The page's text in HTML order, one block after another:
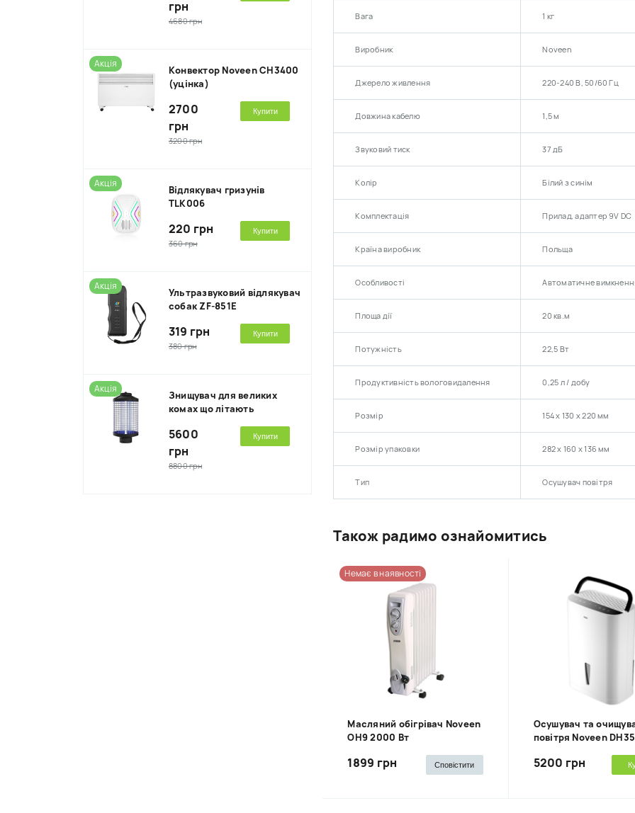
грн
4680 грн
Акція
Kонвектор Noveen CH3400
(уцінка)
2700
грн
3200 грн
Купити
Акція
Відлякувач гризунів
TLK006
220 грн
360 грн
Купити
Акція
Ультразвуковий відлякувач
собак ZF-851E
319 грн
380 грн
Купити
Акція
Знищувач для великих
комах що літають
5600
грн
8800 грн
Купити
Вага 1 кг
Виробник Noveen
Джерело живлення 220-240 В, 50/60 Гц
Довжина кабелю 1,5 м
Звуковий тиск 37 дБ
Колір Білий з синім
Комплектація Прилад, адаптер 9V DC
Країна виробник Польща
Особливості Автоматичне
Площа дії 20 кв.м
Потужність 22,5 Вт
Продуктивність вологовидалення 0,25 л / добу
Розмір 154 х 130 х 220 мм
Розмір упаковки 282 х 160 х 136 мм
Тип Осушувач повітря
Також радимо ознайомитись
Немає в наявності
Масляний обігрівач Noveen
OH9 2000 Вт
1899 грн Сповістити
Осушувач та
повітря Noveen
5200 грн